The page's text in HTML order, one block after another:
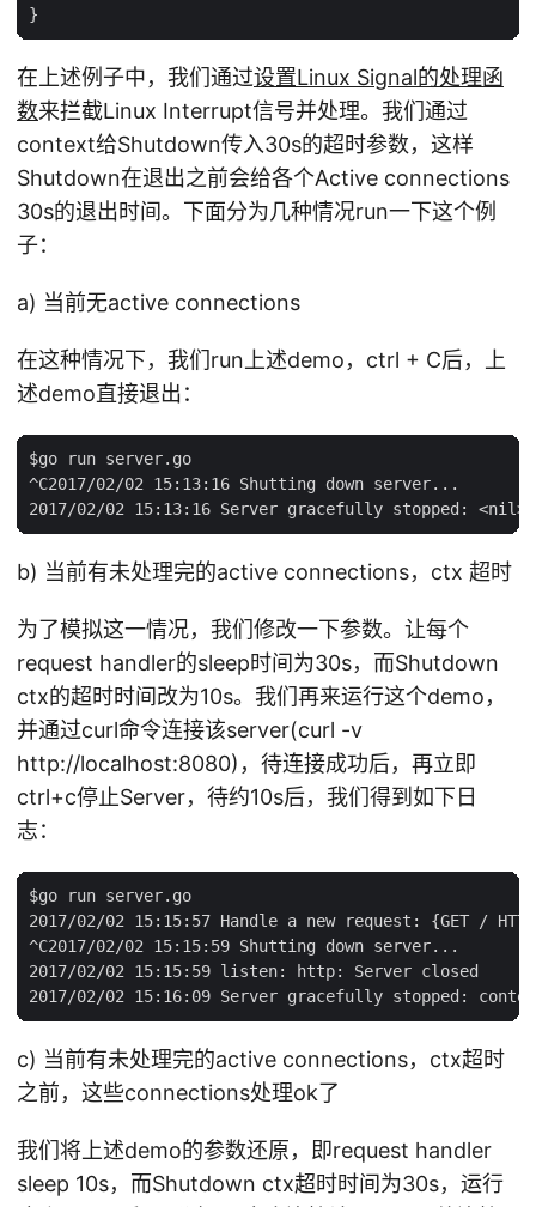
在上述例子中，我们通过设置Linux Signal的处理函
数来拦截Linux Interrupt信号并处理。我们通过
context给Shutdown传入30s的超时参数，这样
Shutdown在退出之前会给各个Active connections
30s的退出时间。下面分为几种情况run一下这个例
子：
a) 当前无active connections
在这种情况下，我们run上述demo，ctrl + C后，上
述demo直接退出：
$go run server.go
^C2017/02/02 15:13:16 Shutting down server...
b) 当前有未处理完的active connections，ctx 超时
为了模拟这一情况，我们修改一下参数。让每个
request handler的sleep时间为30s，而Shutdown
ctx的超时时间改为10s。我们再来运行这个demo，
并通过curl命令连接该server(curl -v
http://localhost:8080)，待连接成功后，再立即
ctrl+c停止Server，待约10s后，我们得到如下日
志：
$go run server.go
2017/02/02 15:15:57 Handle a new request: {GET /
^C2017/02/02 15:15:59 Shutting down server...
2017/02/02 15:15:59 listen: http: Server closed
c) 当前有未处理完的active connections，ctx超时
之前，这些connections处理ok了
我们将上述demo的参数还原，即request handler
sleep 10s，而Shutdown ctx超时时间为30s，运行